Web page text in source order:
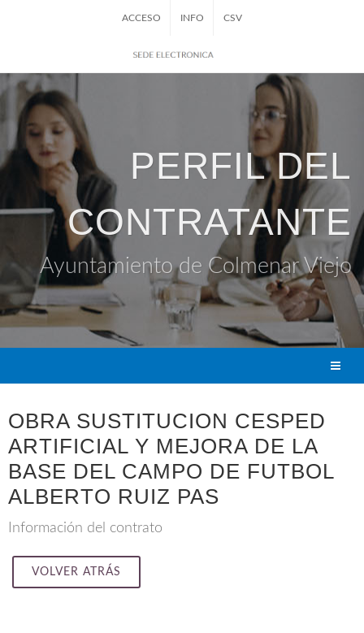
ACCESO INFO CSV
PERFIL DEL
CONTRATANTE
Ayuntamiento de Colmenar Viejo
OBRA SUSTITUCION CESPED
ARTIFICIAL Y MEJORA DE LA
BASE DEL CAMPO DE FUTBOL
ALBERTO RUIZ PAS
Información del contrato
VOLVER ATRÁS